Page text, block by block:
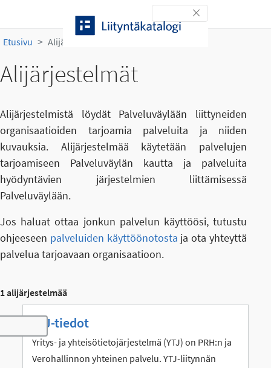
Toggle navigation
Etusivu Alijärjestelmät
Alijärjestelmät
Alijärjestelmistä löydät Palveluväylään liittyneiden
organisaatioiden tarjoamia palveluita ja niiden
kuvauksia. Alijärjestelmää käytetään palvelujen
tarjoamiseen Palveluväylän kautta ja palveluita
hyödyntävien järjestelmien liittämisessä
Palveluväylään.
Jos haluat ottaa jonkun palvelun käyttöösi, tutustu
ohjeeseen palveluiden käyttöönotosta ja ota yhteyttä
palvelua tarjoavaan organisaatioon.
1 alijärjestelmää
Toggle navigation
YTJ-tiedot
Yritys- ja yhteisötietojärjestelmä (YTJ) on PRH:n ja
Verohallinnon yhteinen palvelu. YTJ-liitynnän